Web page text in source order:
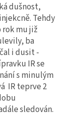
dušnost,
Tehdy
mu již
ba
i dusit -
IR se
s minulým
IR teprve 2
sledován.